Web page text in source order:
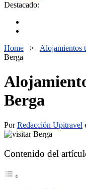
Destacado:
Home > Alojamientos
Berga
Berga
PorRedacción Upitravel
Contenido del